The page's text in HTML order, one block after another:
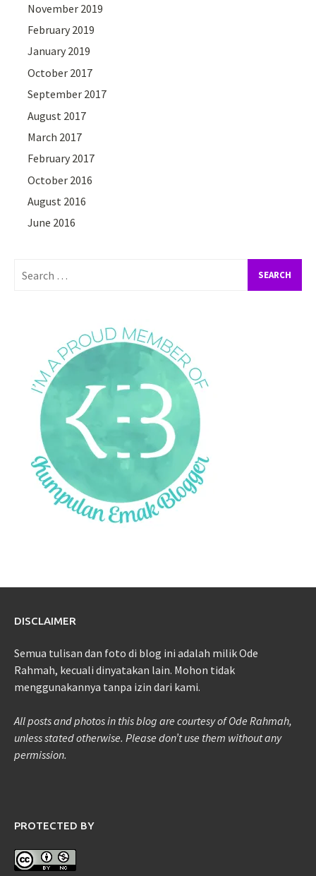
November 2019
February 2019
January 2019
October 2017
September 2017
August 2017
March 2017
February 2017
October 2016
August 2016
June 2016
for:
DISCLAIMER
Semua tulisan dan foto di blog ini adalah milik Ode
Rahmah, kecuali dinyatakan lain. Mohon tidak
menggunakannya tanpa izin dari kami.
All posts and photos in this blog are courtesy of Ode Rahmah,
unless stated otherwise. Please don’t use them without any
permission.
PROTECTED BY